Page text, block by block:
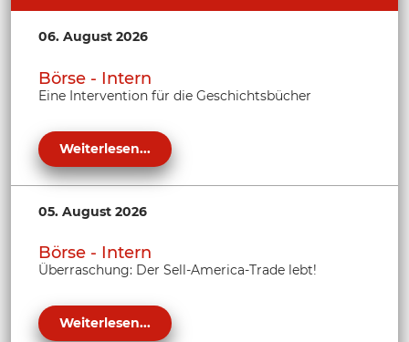
06. August 2026
Börse - Intern
Eine Intervention für die Geschichtsbücher
Weiterlesen...
05. August 2026
Börse - Intern
Überraschung: Der Sell-America-Trade lebt!
Weiterlesen...